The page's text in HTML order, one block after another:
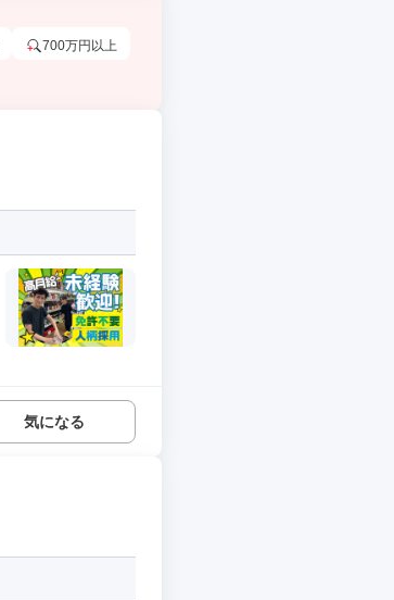
700万円以上
気になる